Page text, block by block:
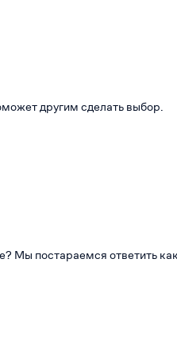
другим сделать выбор.
Мы постараемся ответить